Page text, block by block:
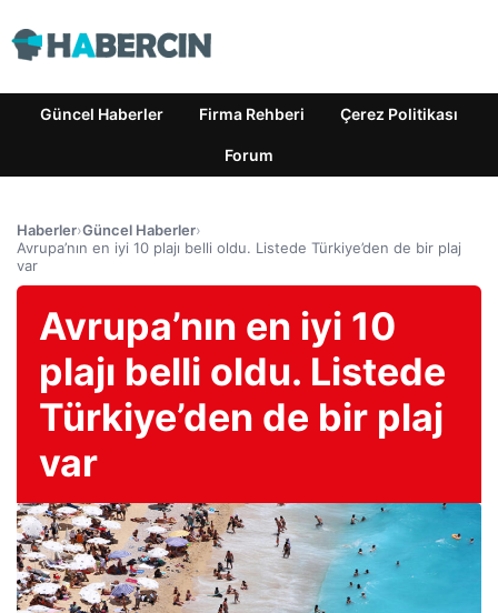
Güncel Haberler Firma Rehberi Çerez Politikası
Forum
Haberler›Güncel Haberler›
Avrupa’nın en iyi 10 plajı belli oldu. Listede Türkiye’den de bir plaj
var
Avrupa’nın en iyi 10
plajı belli oldu. Listede
Türkiye’den de bir plaj
var